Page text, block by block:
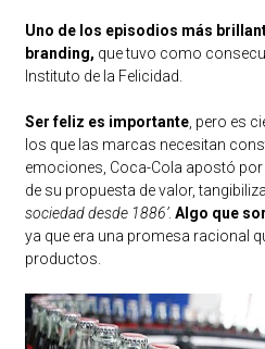
Uno de los episodios más
branding, que tuvo como
Instituto de la Felicidad.
Ser feliz es importante, pero es
los que las marcas necesitan
emociones, Coca-Cola apostó
de su propuesta de valor,
sociedad desde 1886’. Algo que
ya que era una promesa racional
productos.